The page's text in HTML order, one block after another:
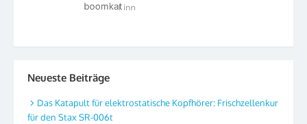
Neueste Beiträge
Das Katapult für elektrostatische Kopfhörer: Frischzellenkur
für den Stax SR-006t